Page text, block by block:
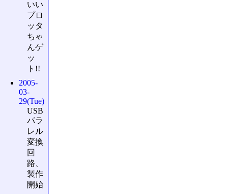
いい
プロ
ッタ
ちゃ
んゲ
ッ
ト!!
2005-
03-
29(Tue)
USB
パラ
レル
変換
回
路、
製作
開始